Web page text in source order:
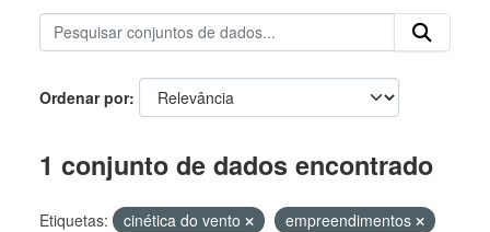
Ordenar por
1 conjunto de dados encontrado
Etiquetas: cinética do vento
empreendimentos